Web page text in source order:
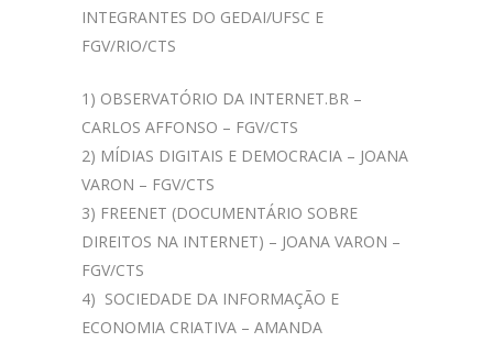
INTEGRANTES DO GEDAI/UFSC E
FGV/RIO/CTS
1) OBSERVATÓRIO DA INTERNET.BR –
CARLOS AFFONSO – FGV/CTS
2) MÍDIAS DIGITAIS E DEMOCRACIA – JOANA
VARON – FGV/CTS
3) FREENET (DOCUMENTÁRIO SOBRE
DIREITOS NA INTERNET) – JOANA VARON –
FGV/CTS
4) SOCIEDADE DA INFORMAÇÃO E
ECONOMIA CRIATIVA – AMANDA